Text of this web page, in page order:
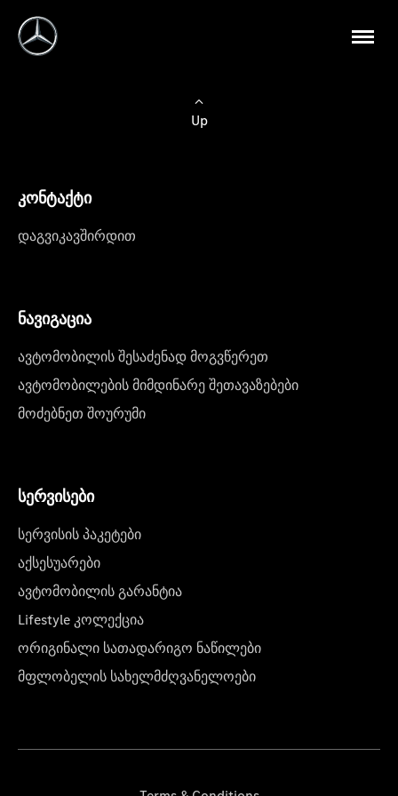
Up
კონტაქტი
დაგვიკავშირდით
ნავიგაცია
ავტომობილის შესაძენად მოგვწერეთ
ავტომობილების მიმდინარე შეთავაზებები
მოძებნეთ შოურუმი
სერვისები
სერვისის პაკეტები
აქსესუარები
ავტომობილის გარანტია
Lifestyle კოლექცია
ორიგინალი სათადარიგო ნაწილები
მფლობელის სახელმძღვანელოები